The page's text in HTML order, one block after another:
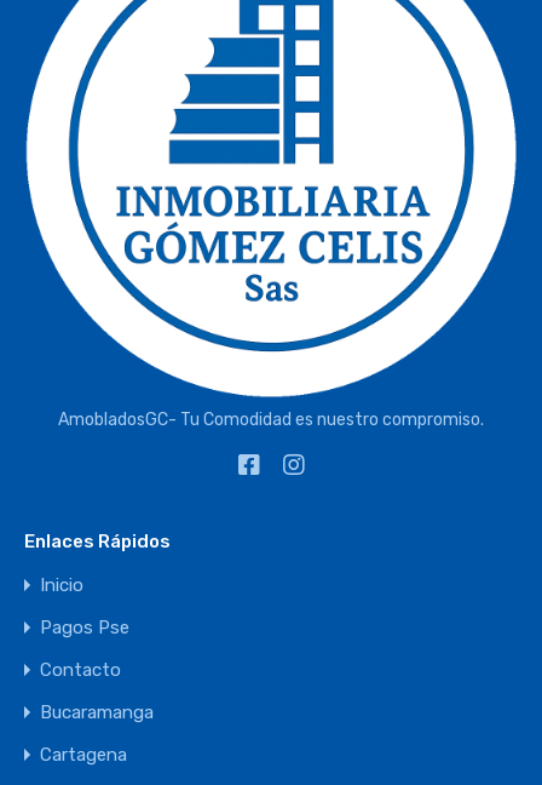
AmobladosGC- Tu Comodidad es nuestro compromiso.
Enlaces Rápidos
Inicio
Pagos Pse
Contacto
Bucaramanga
Cartagena